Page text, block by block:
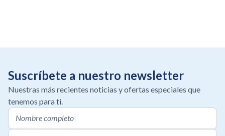
Suscríbete a nuestro newsletter
Nuestras más recientes noticias y ofertas especiales que
tenemos para ti.